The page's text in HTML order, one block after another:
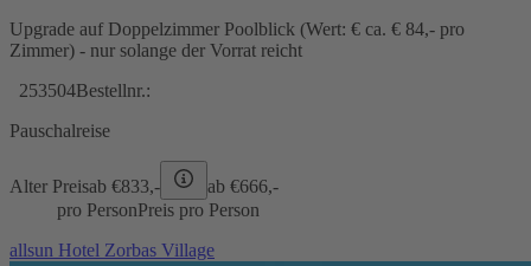
Upgrade auf Doppelzimmer Poolblick (Wert: € ca. € 84,- pro
Zimmer) - nur solange der Vorrat reicht
253504Bestellnr.:
Pauschalreise
Alter Preisab €833,- ab €666,-
pro PersonPreis pro Person
allsun Hotel Zorbas Village